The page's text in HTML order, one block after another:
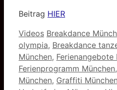
Beitrag HIER
Kategorien
Videos Schlagwörter
Breakdance
olympia, Breakdance
München, Ferienangebote
Ferienprogramm München,
München, Graffiti München